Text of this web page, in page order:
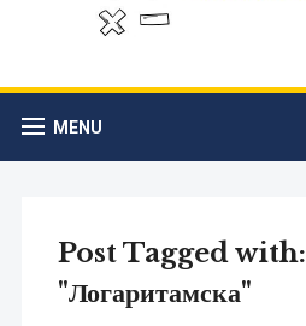
MENU
Post Tagged with:
"Логаритамска"